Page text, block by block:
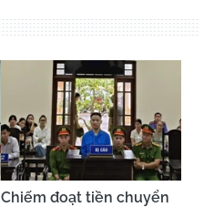
Chiếm đoạt tiền chuyển